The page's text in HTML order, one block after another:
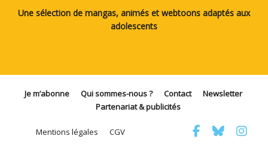
Une sélection de mangas, animés et webtoons adaptés aux
adolescents
Je m’abonne Qui sommes-nous ? Contact
Newsletter
Partenariat & publicités
Mentions légales CGV